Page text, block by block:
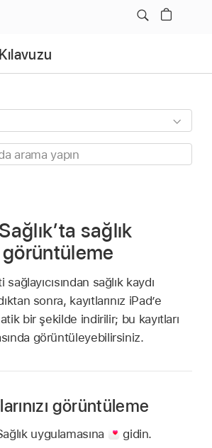
sağlık
görüntüleme
sağlık kaydı
sonra, kayıtlarınız iPad’e
bir şekilde indirilir; bu kayıtları
görüntüleyebilirsiniz.
görüntüleme
uygulamasına
gidin.